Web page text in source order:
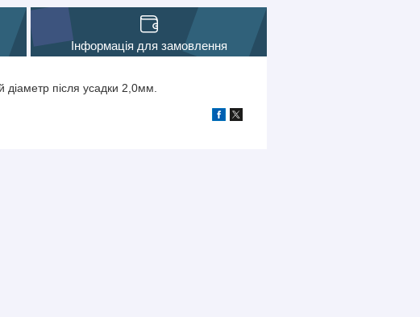
Інформація для замовлення
після усадки 2,0мм.